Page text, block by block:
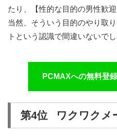
たり、【性的な目的の男性歓
当然、そういう目的のやり取
トという認識で間違いないでし
PCMAXへの無料登
第4位 ワクワクメ